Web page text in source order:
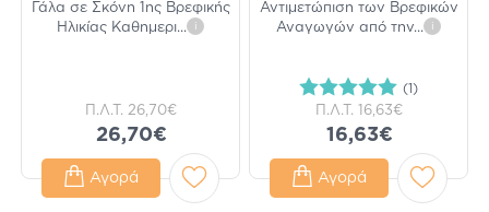
Γάλα σε Σκόνη 1ης Βρεφικής
Ηλικίας Καθημερι... i
Π.Λ.Τ. 26,70€
26,70€
Αγορά
Αντιμετώπιση των Βρεφικών
Αναγωγών από την... i
(1)
Π.Λ.Τ. 16,63€
16,63€
Αγορά